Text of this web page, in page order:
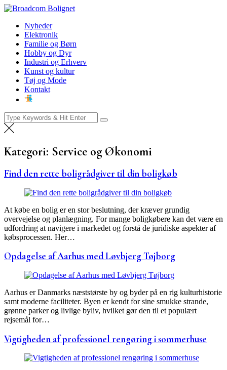
Skip
content
Broadcom Bolignet
NyhederNyheder
Elektronik
Familie og Børn
Hobby og Dyr
Industri og Erhverv
Kunst og kultur
Tøj og Mode
Kontakt
Search
for:
Kategori: Service og Økonomi
Find den rette boligrådgiver til din boligkøb
At købe en bolig er en stor beslutning, der kræver grundig
overvejelse og planlægning. For mange boligkøbere kan det være en
udfordring at navigere i markedet og forstå de juridiske aspekter af
købsprocessen. Her…
Opdagelse af Aarhus med Løvbjerg Tøjborg
Aarhus er Danmarks næststørste by og byder på en rig kulturhistorie
samt moderne faciliteter. Byen er kendt for sine smukke strande,
grønne parker og livlige byliv, hvilket gør den til et populært
rejsemål for…
Vigtigheden af professionel rengøring i sommerhuse